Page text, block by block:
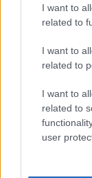
I want to
related to
I want to
related to
I want to
related to
user
ότι
motor
από